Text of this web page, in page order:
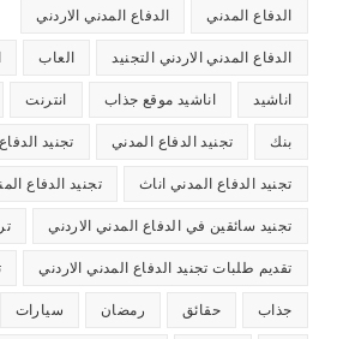
الدفاع المدني الدفاع المدني الاردني
الدفاع المدني الاردني التجنيد العاب
اناشيد اناشيد موقع جذاب انترنت
بنك تجنيد الدفاع المدني تجنيد الدفاع
تجنيد الدفاع المدني اناث تجنيد الدفاع
تجنيد سائقين في الدفاع المدني الاردني
تقديم طلبات تجنيد الدفاع المدني الاردني
جذاب حقائق رمضان سيارات